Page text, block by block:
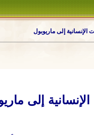
إلى ماريوبول
إلى